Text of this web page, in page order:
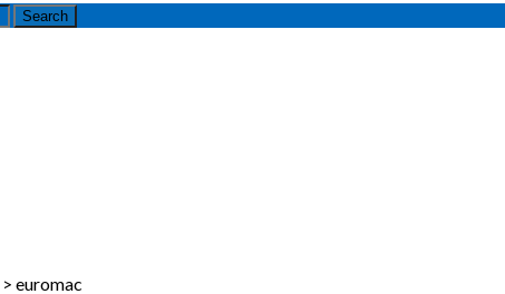
Search
> euromac